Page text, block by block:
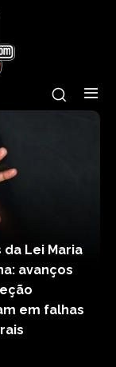
da Lei Maria
avanços
em falhas